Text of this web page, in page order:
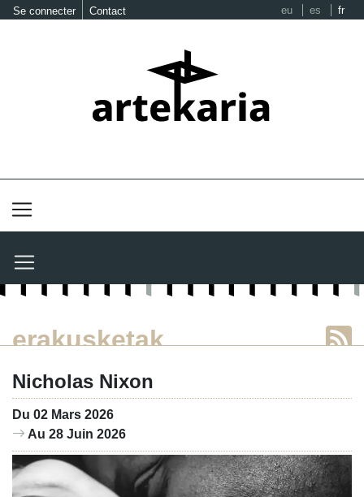
Se connecter Contact eu es fr
erakusketak
Nicholas Nixon
Du 02 Mars 2026
Au 28 Juin 2026